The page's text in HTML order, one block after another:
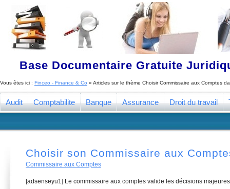
Base Documentaire Gratuite
Vous êtes ici : Finceo - Finance & Co » Articles sur le thème Choisir Commissaire aux Comptes
Audit Comptabilite Banque Assurance Droit du travail
Choisir son Commissaire aux
Commissaire aux Comptes
[adsenseyu1] Le commissaire aux comptes valide les décisions